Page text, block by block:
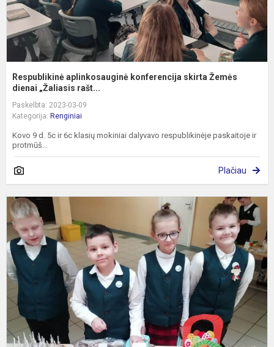
Respublikinė aplinkosauginė konferencija skirta Žemės
dienai „Žaliasis rašt...
Paskelbta: 2023-03-09
Kategorija: Renginiai
Kovo 9 d. 5c ir 6c klasių mokiniai dalyvavo respublikinėje paskaitoje ir
protmūš...
Plačiau